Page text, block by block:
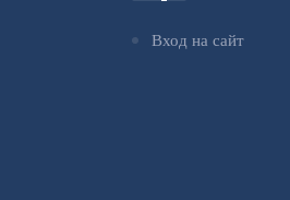
Вход на сайт